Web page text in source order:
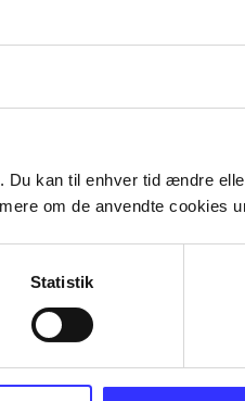
Du kan til enhver tid ændre
om de anvendte cookies
Statistik